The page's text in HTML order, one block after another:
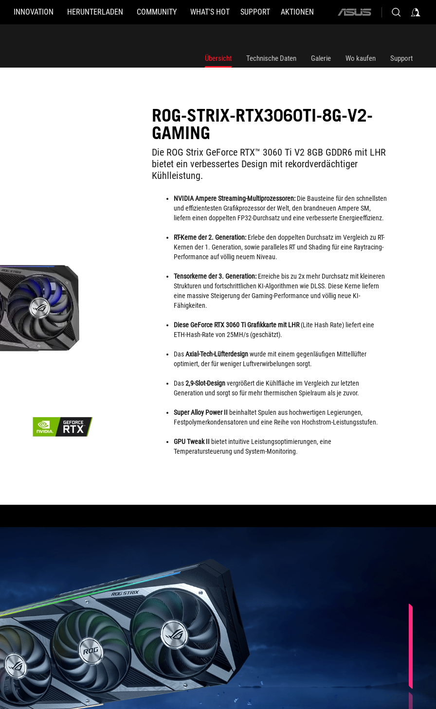
INNOVATION HERUNTERLADEN COMMUNITY WHAT'S HOT SUPPORT AKTIONEN
ASUS
Übersicht Technische Daten Galerie Wo kaufen Support
ROG-STRIX-RTX3060TI-8G-V2-
GAMING
Die ROG Strix GeForce RTX™ 3060 Ti V2 8GB GDDR6 mit LHR
bietet ein verbessertes Design mit rekordverdächtiger
Kühlleistung.
NVIDIA Ampere Streaming-Multiprozessoren: Die Bausteine für den schnellsten
und effizientesten Grafikprozessor der Welt, den brandneuen Ampere SM,
liefern einen doppelten FP32-Durchsatz und eine verbesserte Energieeffizienz.
RT-Kerne der 2. Generation: Erlebe den doppelten Durchsatz im Vergleich zu RT-
Kernen der 1. Generation, sowie paralleles RT und Shading für eine Raytracing-
Performance auf völlig neuem Niveau.
Tensorkerne der 3. Generation: Erreiche bis zu 2x mehr Durchsatz mit kleineren
Strukturen und fortschrittlichen KI-Algorithmen wie DLSS. Diese Kerne liefern
eine massive Steigerung der Gaming-Performance und völlig neue KI-
Fähigkeiten.
Diese GeForce RTX 3060 Ti Grafikkarte mit LHR(Lite Hash Rate) liefert eine
ETH-Hash-Rate von 25MH/s (geschätzt).
DasAxial-Tech-Lüfterdesignwurde mit einem gegenläufigen Mittellüfter
optimiert, der für weniger Luftverwirbelungen sorgt.
Das2,9-Slot-Designvergrößert die Kühlfläche im Vergleich zur letzten
Generation und sorgt so für mehr thermischen Spielraum als je zuvor.
Super Alloy Power II beinhaltet Spulen aus hochwertigen Legierungen,
Festpolymerkondensatoren und eine Reihe von Hochstrom-Leistungsstufen.
GPU Tweak II bietet intuitive Leistungsoptimierungen, eine
Temperatursteuerung und System-Monitoring.